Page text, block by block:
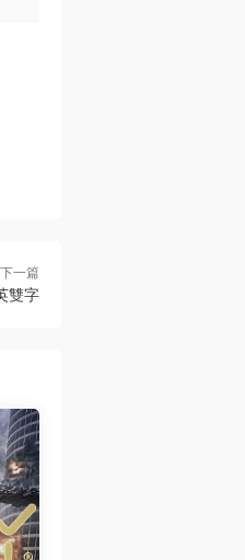
下一篇
雙字